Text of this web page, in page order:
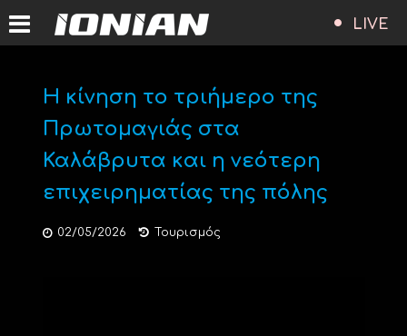
LIVE
Η κίνηση το τριήμερο της
Πρωτομαγιάς στα
Καλάβρυτα και η νεότερη
επιχειρηματίας της πόλης
02/05/2026 Τουρισμός